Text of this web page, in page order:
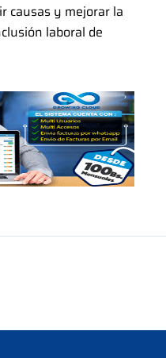
causas y mejorar la
laboral de